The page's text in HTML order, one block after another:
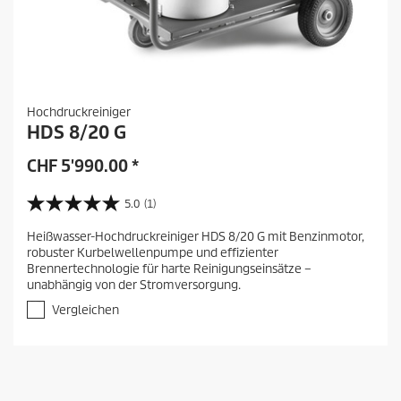
Hochdruckreiniger
HDS 8/20 G
CHF 5'990.00*
5.0 (1)
5
0
v
o
n
S
Heißwasser-Hochdruckreiniger HDS 8/20 G mit Benzinmotor,
robuster Kurbelwellenpumpe und effizienter
Brennertechnologie für harte Reinigungseinsätze –
unabhängig von der Stromversorgung.
Vergleichen